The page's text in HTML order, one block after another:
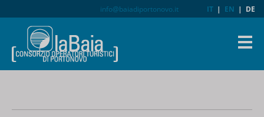
info@baiadiportonovo.it IT | EN | DE